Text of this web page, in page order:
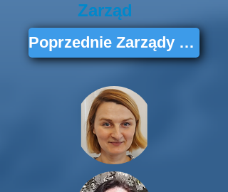
Zarząd
Poprzednie Zarządy Oddziału